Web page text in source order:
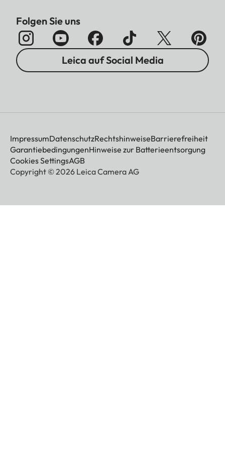
Folgen Sie uns
Leica auf Social Media
ImpressumDatenschutzRechtshinweiseBarrierefreiheit
GarantiebedingungenHinweise zur Batterieentsorgung
Cookies SettingsAGB
Copyright © 2026 Leica Camera AG